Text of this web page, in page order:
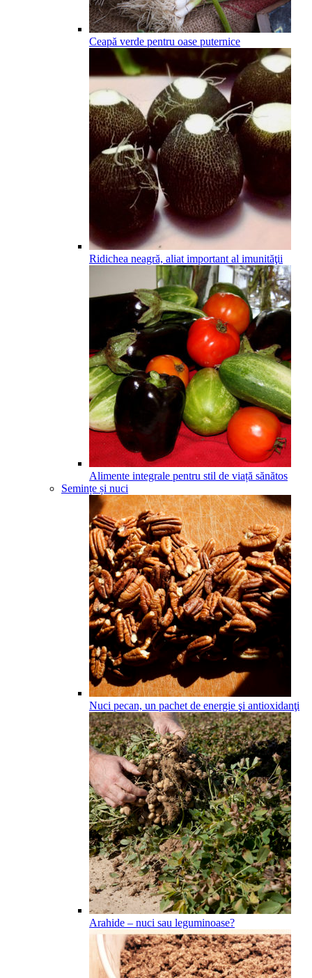
Ceapă verde pentru oase puternice
Ridichea neagră, aliat important al imunităţii
Alimente integrale pentru stil de viață sănătos
Semințe și nuci
Nuci pecan, un pachet de energie şi antioxidanţi
Arahide – nuci sau leguminoase?